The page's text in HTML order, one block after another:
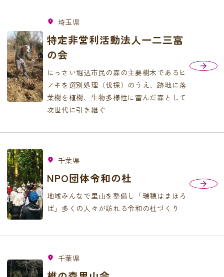
fmd_good 埼玉県
特定非営利活動法人一二三富
の会
にっさい堀込市民の森の主要樹木であるヒ
ノキを選別処理（伐採）のうえ、跡地に落
葉樹を植樹、生物多様性に富んだ森として
次世代に引き継ぐ
fmd_good 千葉県
NPO団体令和の杜
地域みんなで里山を整備し「瑞穂はまほろ
ば」多くの人々が訪れる令和の杜づくり
fmd_good 千葉県